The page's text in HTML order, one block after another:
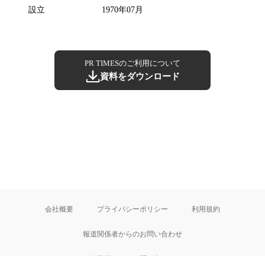
設立
1970年07月
PR TIMESのご利用について
資料をダウンロード
会社概要 プライバシーポリシー 利用規約
報道関係者からのお問い合わせ